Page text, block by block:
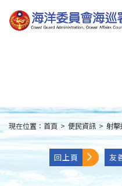
到
主
:::
現在位置： 首頁 > 便民資訊 > 射
回上頁 友